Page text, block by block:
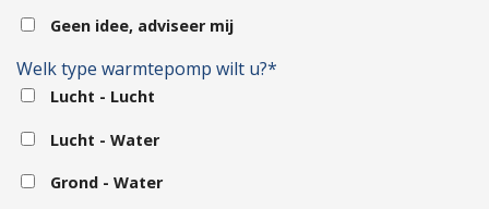
Geen idee, adviseer mij
Welk type warmtepomp wilt u?*
Lucht - Lucht
Lucht - Water
Grond - Water